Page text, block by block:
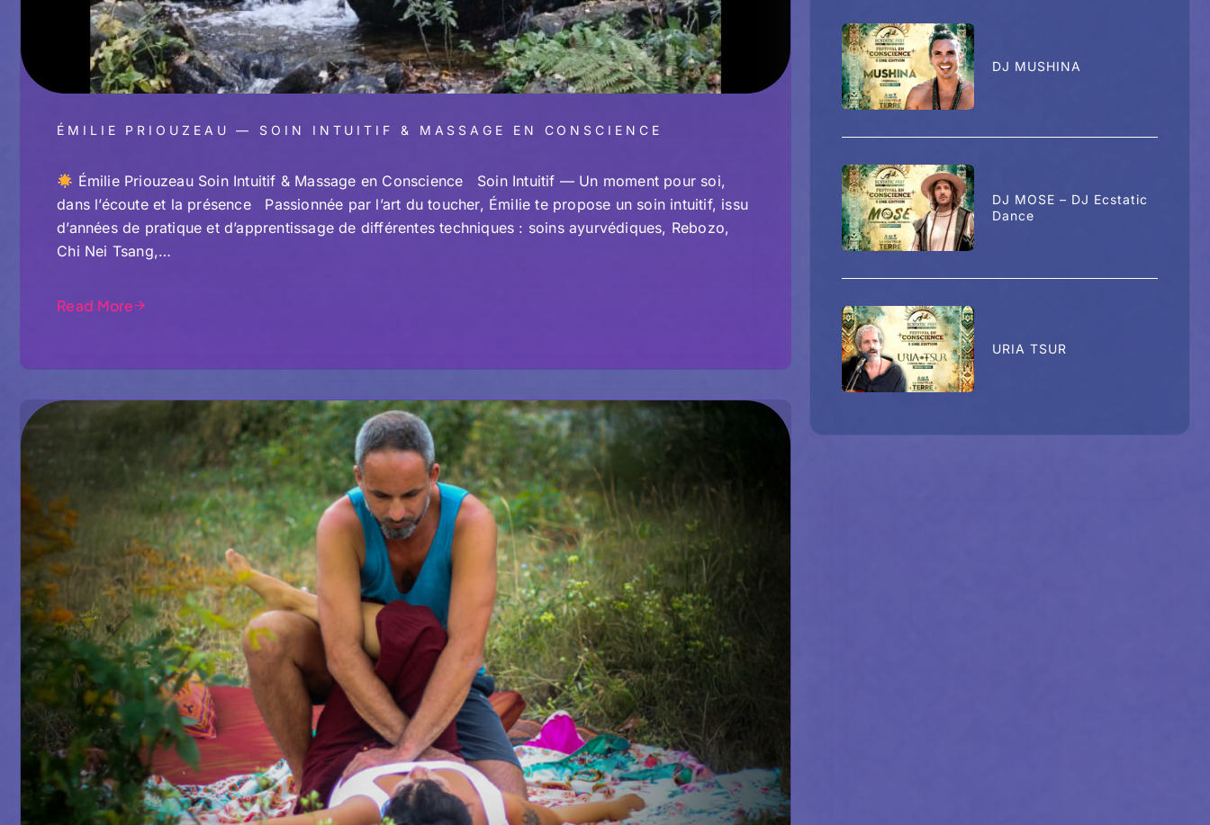
ÉMILIE PRIOUZEAU — SOIN INTUITIF & MASSAGE EN CONSCIENCE
Émilie Priouzeau Soin Intuitif & Massage en Conscience Soin Intuitif — Un moment pour soi,
dans l’écoute et la présence Passionnée par l’art du toucher, Émilie te propose un soin intuitif, issu
d’années de pratique et d’apprentissage de différentes techniques : soins ayurvédiques, Rebozo,
Chi Nei Tsang,…
Read More
DJ MUSHINA
DJ MOSE – DJ Ecstatic
Dance
URIA TSUR